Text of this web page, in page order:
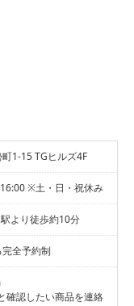
1-15 TGヒルズ4F
※土・日・祝休み
より徒歩約10分
全予約制
確認したい商品を連絡